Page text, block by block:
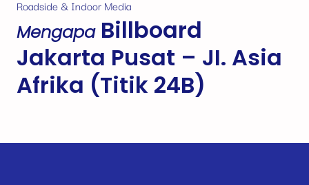
Roadside & Indoor Media
MengapaBillboard
Jakarta Pusat – JI. Asia
Afrika (Titik 24B)